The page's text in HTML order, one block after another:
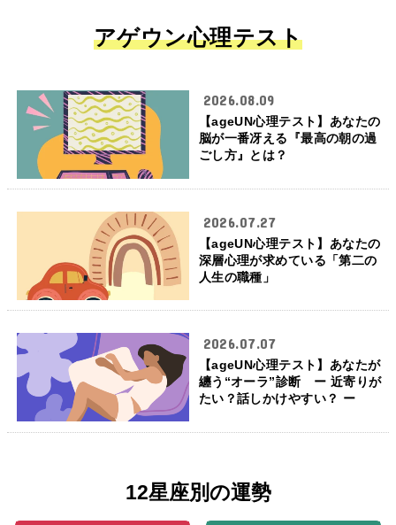
アゲウン心理テスト
2026.08.09
【ageUN心理テスト】あなたの
脳が一番冴える『最高の朝の過
ごし方』とは？
2026.07.27
【ageUN心理テスト】あなたの
深層心理が求めている「第二の
人生の職種」
2026.07.07
【ageUN心理テスト】あなたが
纏う“オーラ”診断 ー 近寄りが
たい？話しかけやすい？ ー
12星座別の運勢